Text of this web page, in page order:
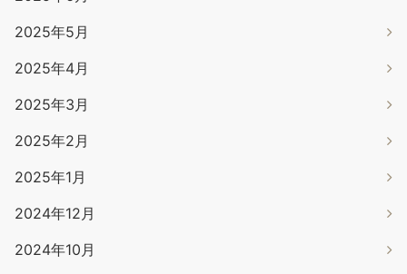
2025年5月
2025年4月
2025年3月
2025年2月
2025年1月
2024年12月
2024年10月